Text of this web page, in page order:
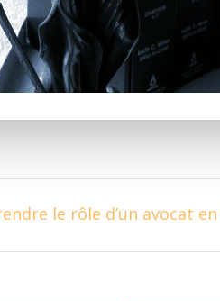
le rôle d’un avocat